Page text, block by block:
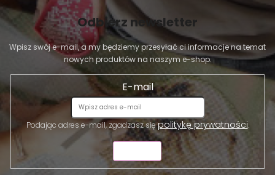
Odbierz newsletter
Wpisz swój e-mail, a my będziemy przesyłać ci informacje na temat
nowych produktów na naszym e-shop.
E-mail
Podając adres e-mail, zgadzasz siępolitykę prywatności.